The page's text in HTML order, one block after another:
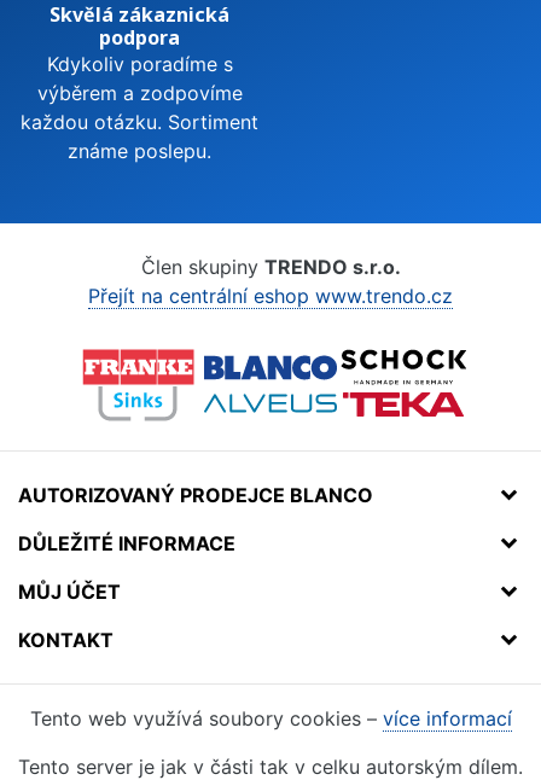
Skvělá zákaznická
podpora
Kdykoliv poradíme s
výběrem a zodpovíme
každou otázku. Sortiment
známe poslepu.
Člen skupiny TRENDO s.r.o.
Přejít na centrální eshop www.trendo.cz
AUTORIZOVANÝ PRODEJCE BLANCO
DŮLEŽITÉ INFORMACE
MŮJ ÚČET
KONTAKT
Tento web využívá soubory cookies – více informací
Tento server je jak v části tak v celku autorským dílem.